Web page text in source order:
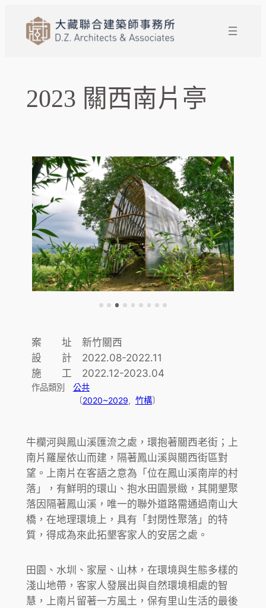
2023 關西南片亭
案 址 新竹關西
設 計 2022.08-2022.11
施 工 2022.12-2023.04
作品類別 公共
〔2020~2029, 竹構〕
牛欄河與鳳山溪匯流之處，環抱著關西老街；上
南片羅屋依山而建，隔著鳳山溪與關西街區對
望。上南片在客語之意為「位在鳳山溪南岸的村
落」，有鮮明的環山、抱水田園景緻，其開墾聚
落因隔著鳳山溪，唯一的聯外道路需通過南山大
橋，在地理環境上，具有「封閉性聚落」的特
質，得成為來此拓墾客家人的安居之處。
田園、水圳、家屋、山林，在環境與生態多樣的
淺山地帶，客家人發展出與自然環境相處的智
慧，上南片留著一方風土，保有里山生活的最後